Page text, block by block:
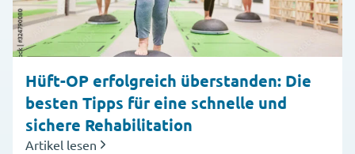
Hüft-OP erfolgreich überstanden: Die
besten Tipps für eine schnelle und
sichere Rehabilitation
Artikel lesen